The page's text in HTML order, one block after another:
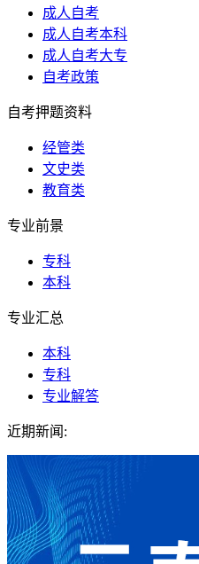
成人自考
成人自考本科
成人自考大专
自考政策
自考押题资料
经管类
文史类
教育类
专业前景
专科
本科
专业汇总
本科
专科
专业解答
近期新闻: